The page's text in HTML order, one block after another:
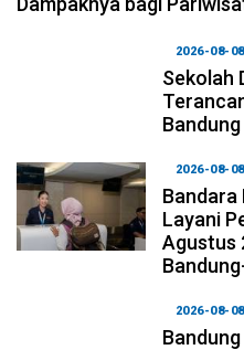
2026-08-
Sekolah
2026-08-
Bandara
Layani
Agustus
2026-08-